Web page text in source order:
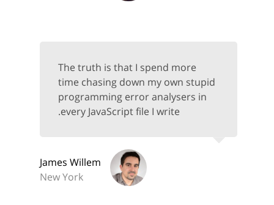
The truth is that I spend more
time chasing down my own stupid
programming error analysers in
every JavaScript file I write.
James Willem
New York